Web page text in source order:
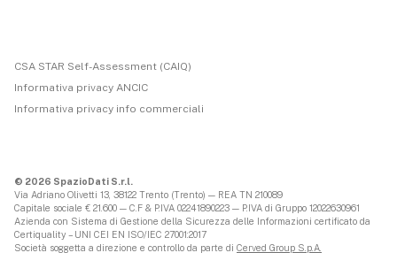
CSA STAR Self-Assessment (CAIQ)
Informativa privacy ANCIC
Informativa privacy info commerciali
© 2026 SpazioDati S.r.l.
Via Adriano Olivetti 13, 38122 Trento (Trento) — REA TN 210089
Capitale sociale € 21.600 — C.F & P.IVA 02241890223 — P.IVA di Gruppo 12022630961
Azienda con Sistema di Gestione della Sicurezza delle Informazioni certificato da
Certiquality – UNI CEI EN ISO/IEC 27001:2017
Società soggetta a direzione e controllo da parte di Cerved Group S.p.A.